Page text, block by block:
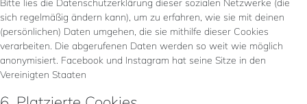
Bitte lies die Datenschutzerklärung dieser sozialen Netzwerke (die
sich regelmäßig ändern kann), um zu erfahren, wie sie mit deinen
(persönlichen) Daten umgehen, die sie mithilfe dieser Cookies
verarbeiten. Die abgerufenen Daten werden so weit wie möglich
anonymisiert. Facebook und Instagram hat seine Sitze in den
Vereinigten Staaten